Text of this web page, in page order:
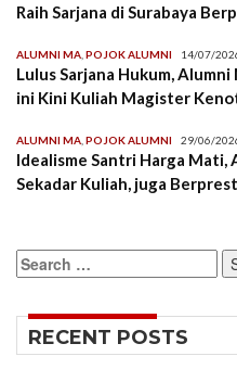
Raih Sarjana di Surabaya
ALUMNI MA POJOK ALUMNI 14/07/
Lulus Sarjana Hukum,
ini Kini Kuliah Magister
ALUMNI MA POJOK ALUMNI 29/06/
Idealisme Santri Harga
Sekadar Kuliah, juga
Search
for:
RECENT POSTS